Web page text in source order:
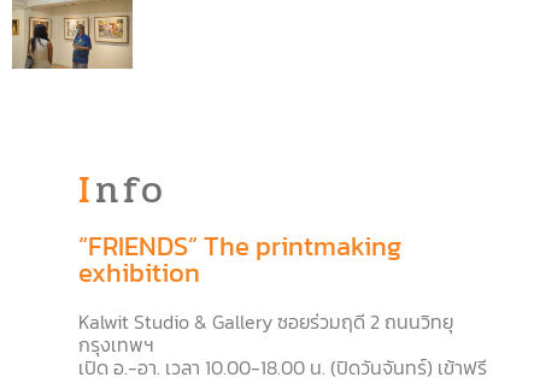
Info
“FRIENDS” The printmaking
exhibition
Kalwit Studio & Galleryซอยร่วมฤดี 2ถนนวิทยุ
กรุงเทพฯ
เปิด อ.-อา. เวลา 10.00-18.00 น. (ปิดวันจันทร์) เข้าฟรี